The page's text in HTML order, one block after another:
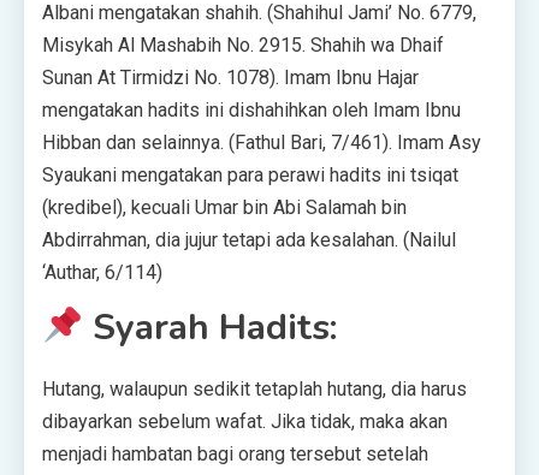
Albani mengatakan shahih. (Shahihul Jami’ No. 6779,
Misykah Al Mashabih No. 2915. Shahih wa Dhaif
Sunan At Tirmidzi No. 1078). Imam Ibnu Hajar
mengatakan hadits ini dishahihkan oleh Imam Ibnu
Hibban dan selainnya. (Fathul Bari, 7/461). Imam Asy
Syaukani mengatakan para perawi hadits ini tsiqat
(kredibel), kecuali Umar bin Abi Salamah bin
Abdirrahman, dia jujur tetapi ada kesalahan. (Nailul
‘Authar, 6/114)
Syarah Hadits:
Hutang, walaupun sedikit tetaplah hutang, dia harus
dibayarkan sebelum wafat. Jika tidak, maka akan
menjadi hambatan bagi orang tersebut setelah